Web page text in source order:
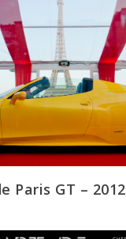
Paris GT – 2012